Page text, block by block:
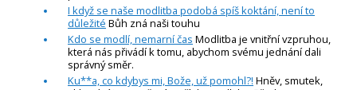
I když se naše modlitba podobá spíš koktání, není to
důležité Bůh zná naši touhu
Kdo se modlí, nemarní čas Modlitba je vnitřní vzpruhou,
která nás přivádí k tomu, abychom svému jednání dali
správný směr.
Ku**a, co kdybys mi, Bože, už pomohl?! Hněv, smutek,